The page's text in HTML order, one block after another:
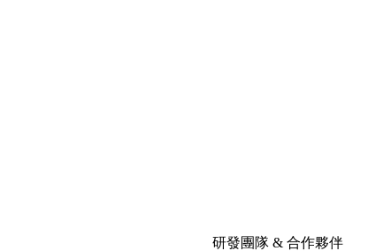
研發團隊 & 合作夥伴